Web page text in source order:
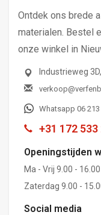
Ontdek ons brede
materialen. Bestel
onze winkel in
Industrieweg
Whatsapp 06 213
+31 172 533
Openingstijden
Ma - Vrij 9.00 - 16.00
Zaterdag 9.00 -
Social media